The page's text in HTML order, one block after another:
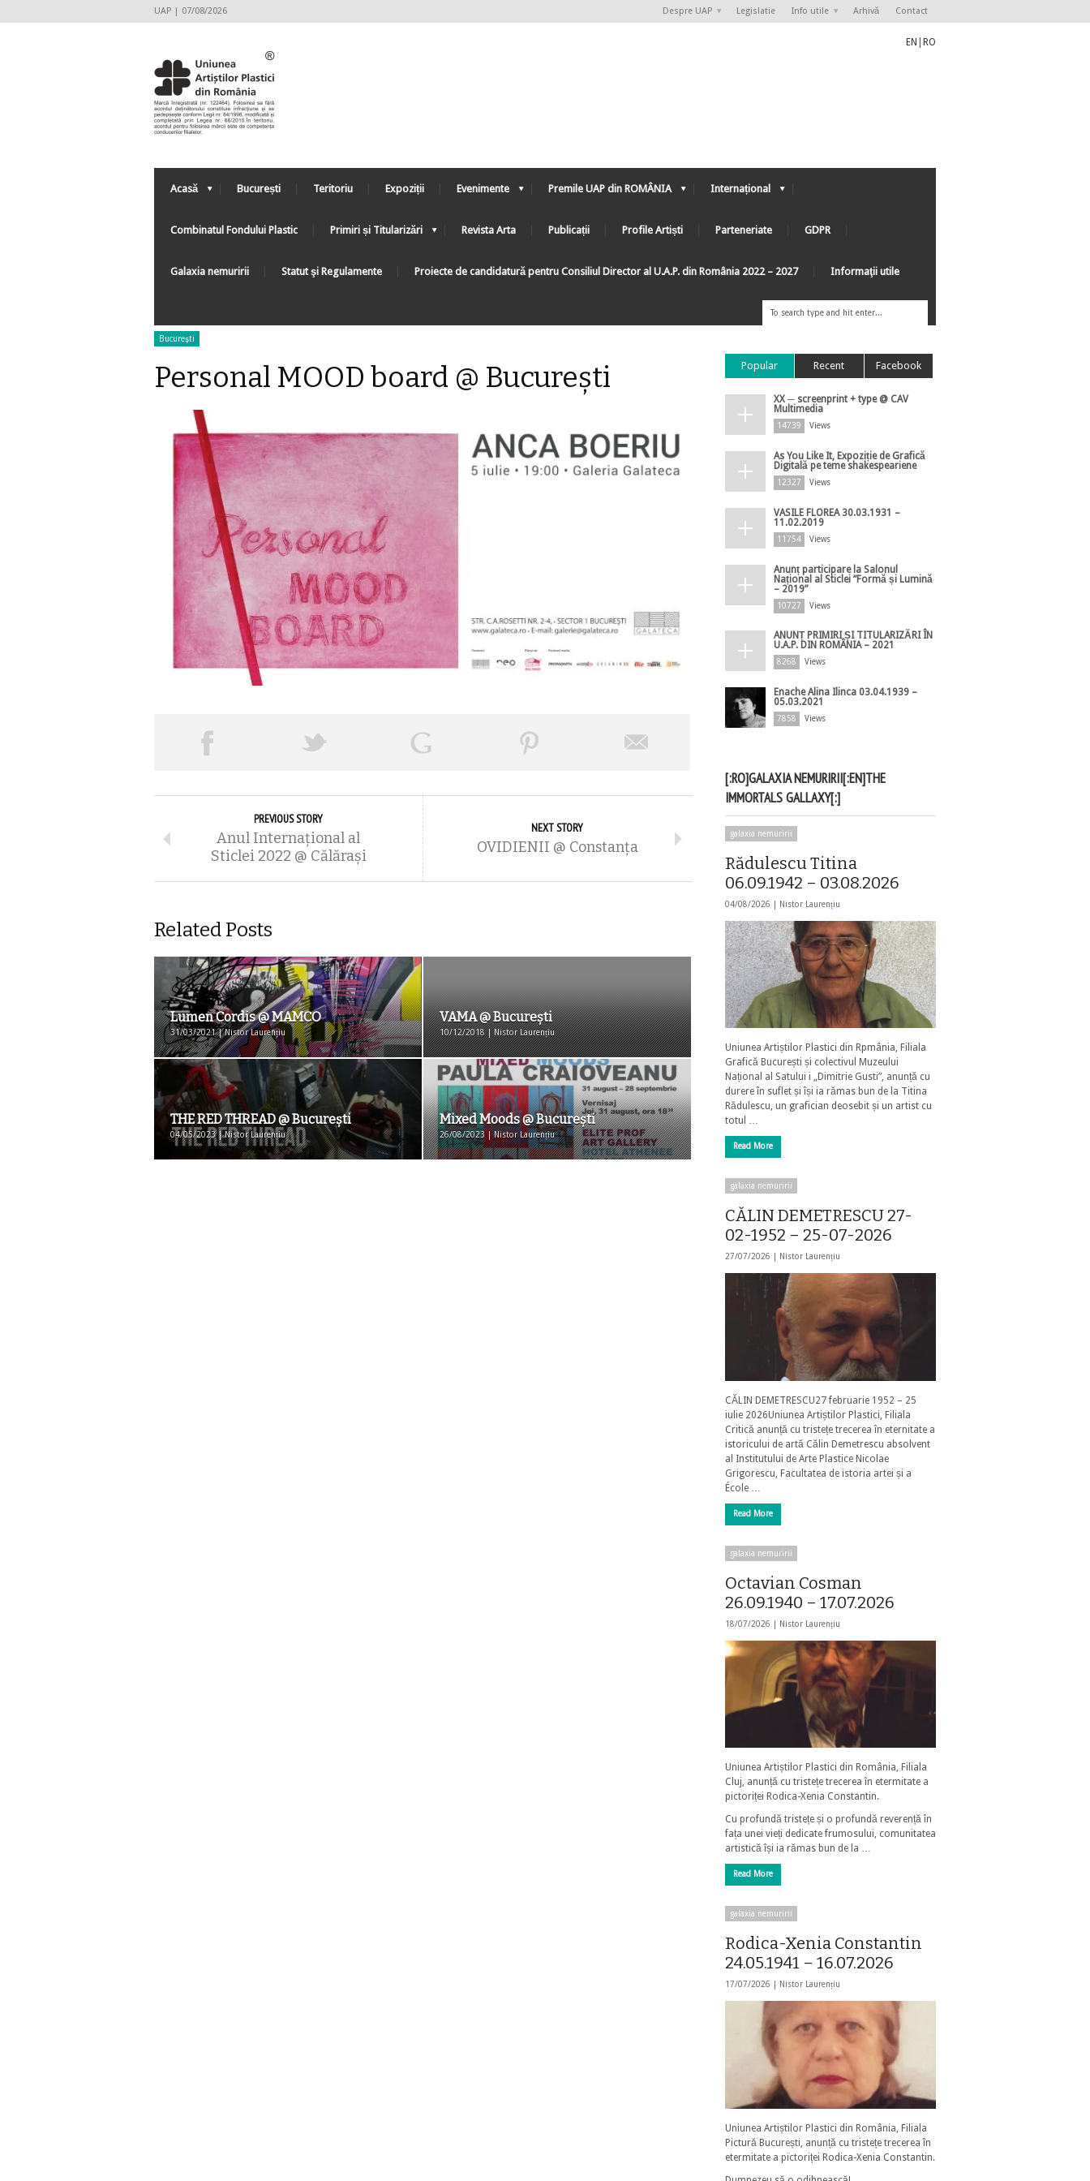
UAP | 07/08/2026 Despre UAP Legislatie Info utile Arhivă Contact
EN RO
Acasă București Teritoriu Expoziții Evenimente Premile UAP din ROMÂNIA Internațional
Combinatul Fondului Plastic Primiri și Titularizări Revista Arta Publicații Profile Artiști Parteneriate GDPR
Galaxia nemuririi Statut şi Regulamente Proiecte de candidatură pentru Consiliul Director al U.A.P. din România 2022 – 2027 Informaţii utile
Bucureşti
Personal MOOD board @ București
PREVIOUS STORY
Anul Internațional al
Sticlei 2022 @ Călărași
NEXT STORY
OVIDIENII @ Constanța
Related Posts
Lumen Cordis @ MAMCO
31/03/2021 | Nistor Laurențiu
VAMA @ București
10/12/2018 | Nistor Laurențiu
THE RED THREAD @ Bucureşti
04/05/2023 | Nistor Laurențiu
Mixed Moods @ Bucureşti
26/08/2023 | Nistor Laurențiu
Popular Recent Facebook
XX ─ screenprint + type @ CAV
Multimedia
14739 Views
As You Like It, Expoziție de Grafică
Digitală pe teme shakespeariene
12327 Views
VASILE FLOREA 30.03.1931 –
11.02.2019
11754 Views
Anunț participare la Salonul
Național al Sticlei ”Formă și Lumină
– 2019”
10727 Views
ANUNȚ PRIMIRI ȘI TITULARIZĂRI ÎN
U.A.P. DIN ROMÂNIA – 2021
8268 Views
Enache Alina Ilinca 03.04.1939 –
05.03.2021
7858 Views
[:RO]GALAXIA NEMURIRII[:EN]THE
IMMORTALS GALLAXY[:]
galaxia nemuririi
Rădulescu Titina
06.09.1942 – 03.08.2026
04/08/2026 | Nistor Laurențiu
Uniunea Artiștilor Plastici din Rpmânia, Filiala
Grafică București și colectivul Muzeului
Național al Satului i „Dimitrie Gusti”, anunță cu
durere în suflet și își ia rămas bun de la Titina
Rădulescu, un grafician deosebit și un artist cu
totul …
Read More
galaxia nemuririi
CĂLIN DEMETRESCU 27-
02-1952 – 25-07-2026
27/07/2026 | Nistor Laurențiu
CĂLIN DEMETRESCU27 februarie 1952 – 25
iulie 2026Uniunea Artiștilor Plastici, Filiala
Critică anunță cu tristețe trecerea în eternitate a
istoricului de artă Călin Demetrescu absolvent
al Institutului de Arte Plastice Nicolae
Grigorescu, Facultatea de istoria artei și a
École …
Read More
galaxia nemuririi
Octavian Cosman
26.09.1940 – 17.07.2026
18/07/2026 | Nistor Laurențiu
Uniunea Artiștilor Plastici din România, Filiala
Cluj, anunță cu tristețe trecerea în etermitate a
pictoriței Rodica-Xenia Constantin.
Cu profundă tristețe și o profundă reverență în
fața unei vieți dedicate frumosului, comunitatea
artistică își ia rămas bun de la …
Read More
galaxia nemuririi
Rodica-Xenia Constantin
24.05.1941 – 16.07.2026
17/07/2026 | Nistor Laurențiu
Uniunea Artiștilor Plastici din România, Filiala
Pictură București, anunță cu tristețe trecerea în
etermitate a pictoriței Rodica-Xenia Constantin.